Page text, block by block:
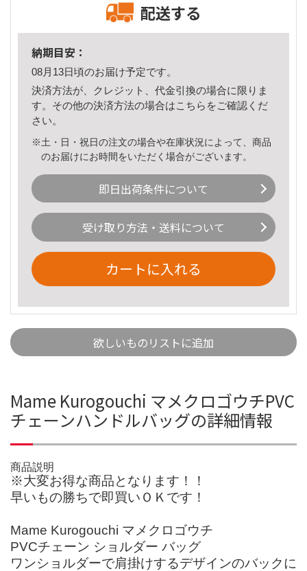
配送する
納期目安：
08月13日頃のお届け予定です。
決済方法が、クレジット、代金引換の場合に限りま
す。その他の決済方法の場合はこちら をご確認くだ
さい。
※土・日・祝日の注文の場合や在庫状況によって、商品
のお届けにお時間をいただく場合がございます。
即日出荷条件について
受け取り方法・送料について
カートに入れる
欲しいものリストに追加
Mame Kurogouchi マメクロゴウチPVC
チェーンハンドルバッグの詳細情報
商品説明
※大変お得な商品となります！！
早いもの勝ちで即買いＯＫです！
Mame Kurogouchi マメクロゴウチ
PVCチェーン ショルダー バッグ
ワンショルダーで肩掛けするデザインのバックに